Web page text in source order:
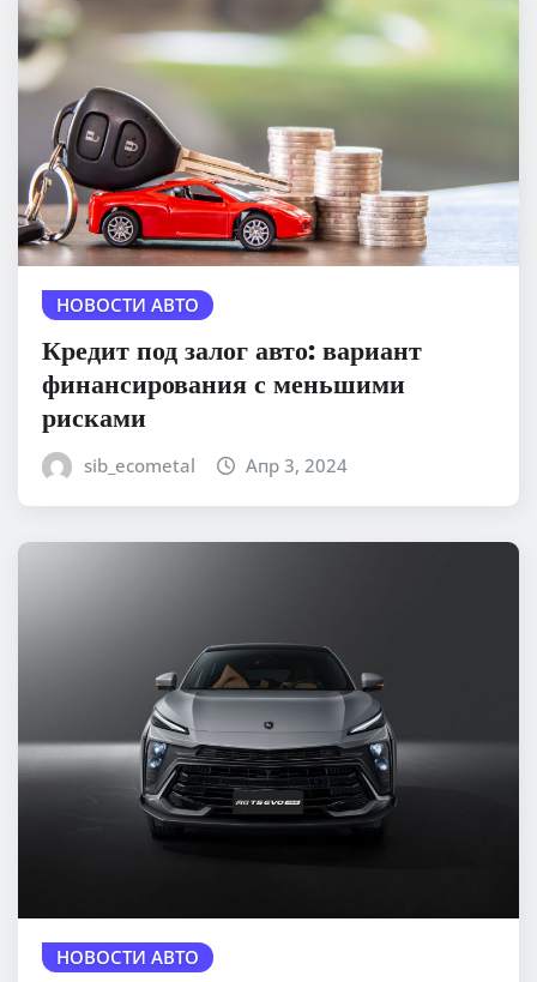
НОВОСТИ АВТО
Кредит под залог авто: вариант
финансирования с меньшими
рисками
sib_ecometal Апр 3, 2024
НОВОСТИ АВТО